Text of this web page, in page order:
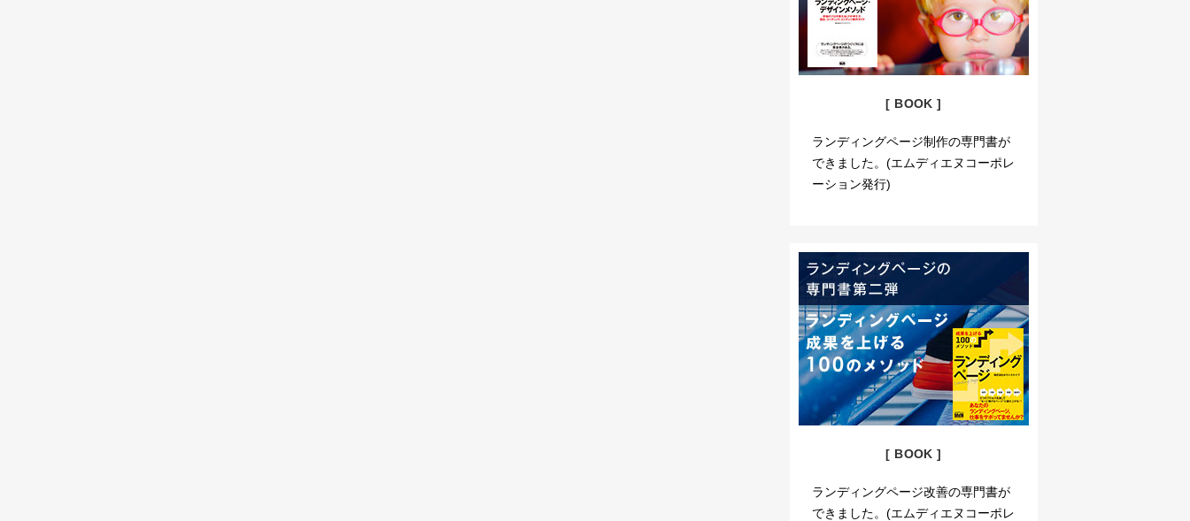
[ BOOK ]
ランディングページ制作の専門書が
できました。(エムディエヌコーポレ
ーション発行)
[ BOOK ]
ランディングページ改善の専門書が
できました。(エムディエヌコーポレ